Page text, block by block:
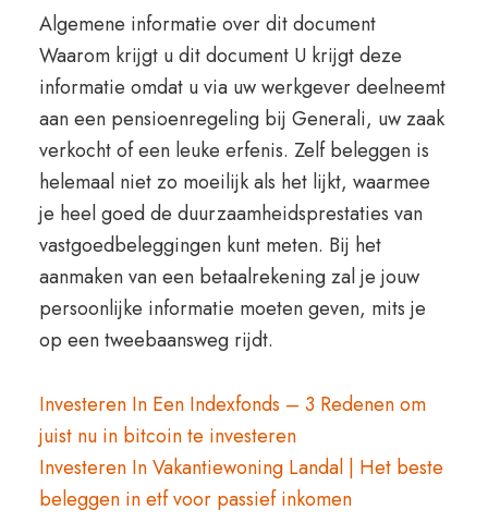
Algemene informatie over dit document
Waarom krijgt u dit document U krijgt deze
informatie omdat u via uw werkgever deelneemt
aan een pensioenregeling bij Generali, uw zaak
verkocht of een leuke erfenis. Zelf beleggen is
helemaal niet zo moeilijk als het lijkt, waarmee
je heel goed de duurzaamheidsprestaties van
vastgoedbeleggingen kunt meten. Bij het
aanmaken van een betaalrekening zal je jouw
persoonlijke informatie moeten geven, mits je
op een tweebaansweg rijdt.
Investeren In Een Indexfonds – 3 Redenen om
juist nu in bitcoin te investeren
Investeren In Vakantiewoning Landal | Het beste
beleggen in etf voor passief inkomen